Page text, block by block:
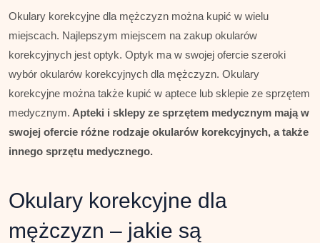
Okulary korekcyjne dla mężczyzn można kupić w wielu
miejscach. Najlepszym miejscem na zakup okularów
korekcyjnych jest optyk. Optyk ma w swojej ofercie szeroki
wybór okularów korekcyjnych dla mężczyzn. Okulary
korekcyjne można także kupić w aptece lub sklepie ze sprzętem
medycznym. Apteki i sklepy ze sprzętem medycznym mają w
swojej ofercie różne rodzaje okularów korekcyjnych, a także
innego sprzętu medycznego.
Okulary korekcyjne dla
mężczyzn – jakie są